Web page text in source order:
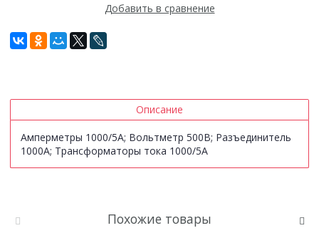
Добавить в сравнение
Описание
Амперметры 1000/5А; Вольтметр 500В; Разъединитель
1000А; Трансформаторы тока 1000/5А
Похожие товары